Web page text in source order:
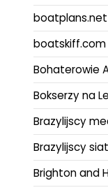
boatplans.net
boatskiff.com
Bohaterowie
Bokserzy na
Brazylijscy
Brazylijscy
Brighton and